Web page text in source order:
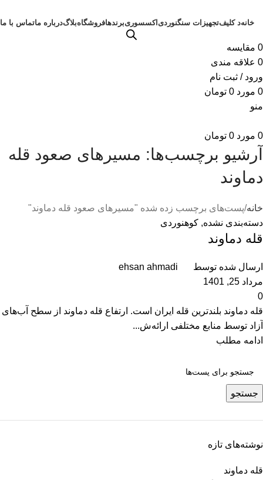
خانهد کلیفتجهیزات سنگنوردی اکسسوریبرندهافروشگاهبلاگدرباره ماتماس با ما
0 مقايسه
0 علاقه مندی
ورود / ثبت نام
0 مورد 0 تومان
منو
0 مورد 0 تومان
آرشیو برچسب‌ها: مسیرهای صعود قله
دماوند
خانه پست‌های برچسب زده شده "مسیرهای صعود قله دماوند"
دسته‌بندی نشده, کوهنوردی
قله دماوند
ارسال شده توسط
ehsan ahmadi
مرداد 25, 1401
0
قله دماوند بلندترین قله ایران است. ارتفاع قله دماوند از سطح آب‌های
آزاد توسط منابع مختلفی ارائه‌ش...
ادامه مطلب
جستجو
نوشته‌های تازه
قله دماوند